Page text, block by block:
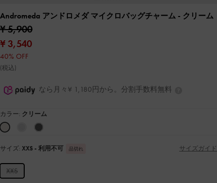
Andromeda アンドロメダ マイクロバッグチャーム - クリーム
¥ 5,900
¥ 3,540
40% OFF
(税込)
なら月々¥ 1,180円から。分割手数料無料
カラー: クリーム
サイズ: XXS - 利用不可 品切れ サイズガイド
XXS